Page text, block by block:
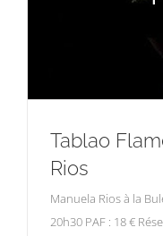
Tablao
Rios
Manuela Rios à la
20h30 PAF : 18 €